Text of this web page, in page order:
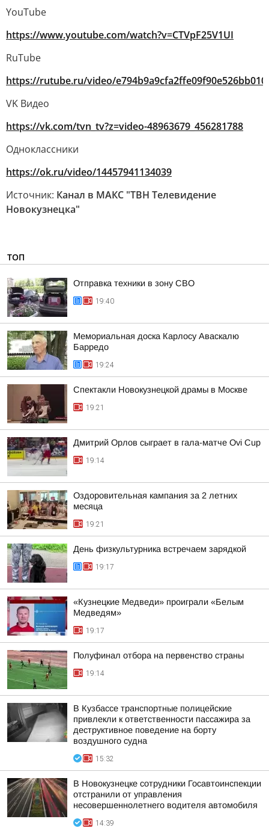
YouTube
https://www.youtube.com/watch?v=CTVpF25V1UI
RuTube
https://rutube.ru/video/
VK Видео
https://vk.com/tvn_tv?z=video-48963679_456281788
Одноклассники
https://ok.ru/video/14457941134039
Источник: Канал в МАКС "ТВН Телевидение
Новокузнецка"
ТОП
Отправка техники в зону СВО
19:40
Мемориальная доска Карлосу Аваскалю
Барредо
19:24
Спектакли Новокузнецкой драмы в Москве
19:21
Дмитрий Орлов сыграет в гала-матче Ovi Cup
19:14
Оздоровительная кампания за 2 летних
месяца
19:21
День физкультурника встречаем зарядкой
19:17
«Кузнецкие Медведи» проиграли «Белым
Медведям»
19:17
Полуфинал отбора на первенство страны
19:14
В Кузбассе транспортные полицейские
привлекли к ответственности пассажира за
деструктивное поведение на борту
воздушного судна
15:32
В Новокузнецке сотрудники Госавтоинспекции
отстранили от управления
несовершеннолетнего водителя автомобиля
14:39